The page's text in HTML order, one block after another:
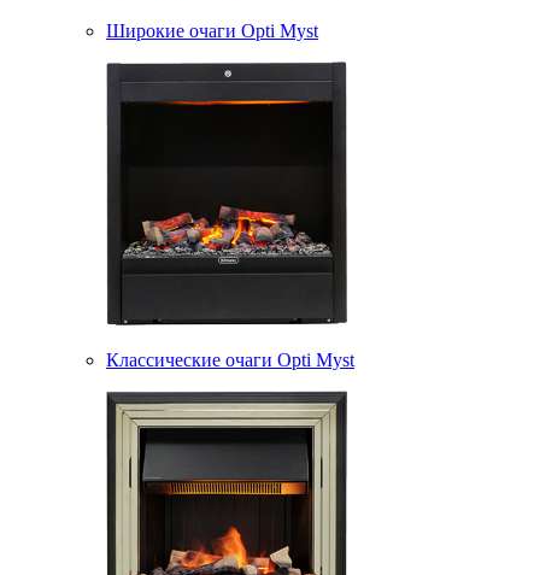
Широкие очаги Opti Myst
Классические очаги Opti Myst